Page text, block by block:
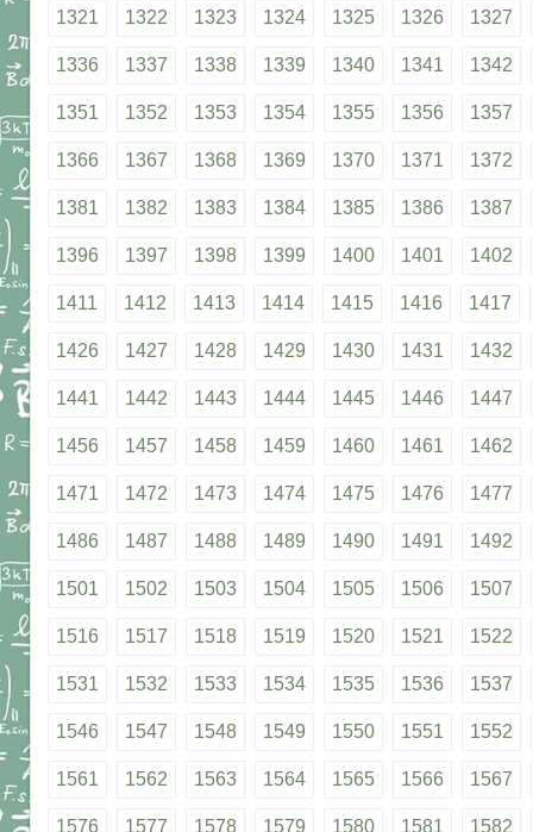
1321 1322 1323 1324 1325 1326 1327
1336 1337 1338 1339 1340 1341 1342
1351 1352 1353 1354 1355 1356 1357
1366 1367 1368 1369 1370 1371 1372
1381 1382 1383 1384 1385 1386 1387
1396 1397 1398 1399 1400 1401 1402
1411 1412 1413 1414 1415 1416 1417
1426 1427 1428 1429 1430 1431 1432
1441 1442 1443 1444 1445 1446 1447
1456 1457 1458 1459 1460 1461 1462
1471 1472 1473 1474 1475 1476 1477
1486 1487 1488 1489 1490 1491 1492
1501 1502 1503 1504 1505 1506 1507
1516 1517 1518 1519 1520 1521 1522
1531 1532 1533 1534 1535 1536 1537
1546 1547 1548 1549 1550 1551 1552
1561 1562 1563 1564 1565 1566 1567
1576 1577 1578 1579 1580 1581 1582